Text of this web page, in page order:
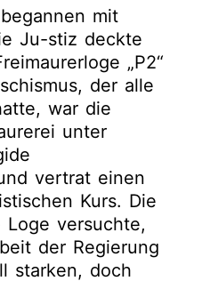
mit
Ju-stiz deckte
„P2“
der alle
war die
unter
vertrat einen
Kurs. Die
versuchte,
der Regierung
starken, doch